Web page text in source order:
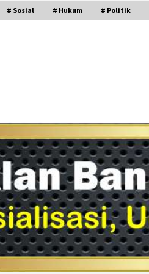
# Sosial # Hukum # Politik